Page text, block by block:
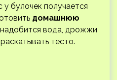
у булочек получается
домашнюю
вода, дрожжи
тесто.